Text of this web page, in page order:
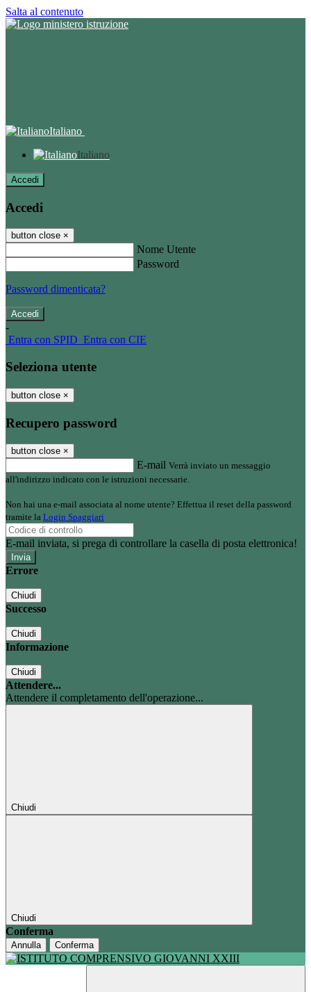
Salta al contenuto
Italiano
Italiano
Accedi
Accedi
button close ×
Nome Utente
Password
Password dimenticata?
-
Entra con SPID Entra con CIE
Seleziona utente
button close ×
Recupero password
button close ×
E-mail Verrà inviato un messaggio
all'indirizzo indicato con le istruzioni necessarie.
Non hai una e-mail associata al nome utente? Effettua il reset della password
tramite la Login Spaggiari
E-mail inviata, si prega di controllare la casella di posta elettronica!
Errore
Chiudi
Successo
Chiudi
Informazione
Chiudi
Attendere...
Attendere il completamento dell'operazione...
Chiudi
Chiudi
Conferma
Annulla Conferma